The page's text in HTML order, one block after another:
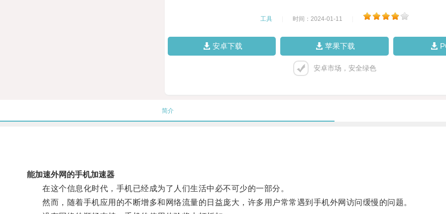
工具 时间：2024-01-11
安卓下载 苹果下载
安卓市场，安全绿色
简介
能加速外网的手机加速器
在这个信息化时代，手机已经成为了人们生活中必不可少的一部分。
然而，随着手机应用的不断增多和网络流量的日益庞大，许多用户常常遇到手机外网访问缓慢的问题。